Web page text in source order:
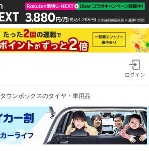
ログイン
タウンボックスのタイヤ・車用品